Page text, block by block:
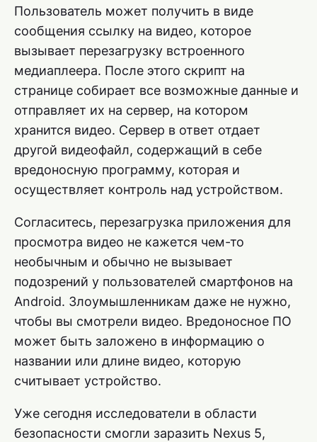
Пользователь может получить в виде
сообщения ссылку на видео, которое
вызывает перезагрузку встроенного
медиаплеера. После этого скрипт на
странице собирает все возможные данные и
отправляет их на сервер, на котором
хранится видео. Сервер в ответ отдает
другой видеофайл, содержащий в себе
вредоносную программу, которая и
осуществляет контроль над устройством.
Согласитесь, перезагрузка приложения для
просмотра видео не кажется чем-то
необычным и обычно не вызывает
подозрений у пользователей смартфонов на
Android. Злоумышленникам даже не нужно,
чтобы вы смотрели видео. Вредоносное ПО
может быть заложено в информацию о
названии или длине видео, которую
считывает устройство.
Уже сегодня исследователи в области
безопасности смогли заразить Nexus 5,